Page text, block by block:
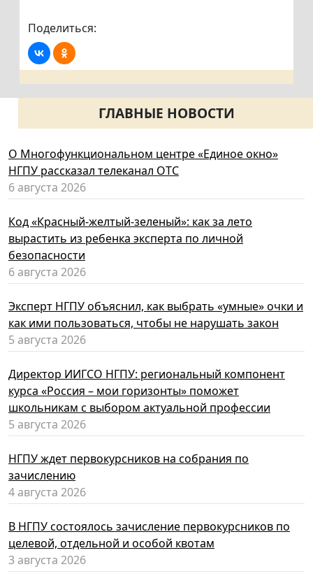
Поделиться:
ГЛАВНЫЕ НОВОСТИ
О Многофункциональном центре «Единое окно»
НГПУ рассказал телеканал ОТС
6 августа 2026
Код «Красный-желтый-зеленый»: как за лето
вырастить из ребенка эксперта по личной
безопасности
6 августа 2026
Эксперт НГПУ объяснил, как выбрать «умные» очки и
как ими пользоваться, чтобы не нарушать закон
5 августа 2026
Директор ИИГСО НГПУ: региональный компонент
курса «Россия – мои горизонты» поможет
школьникам с выбором актуальной профессии
5 августа 2026
НГПУ ждет первокурсников на собрания по
зачислению
4 августа 2026
В НГПУ состоялось зачисление первокурсников по
целевой, отдельной и особой квотам
3 августа 2026